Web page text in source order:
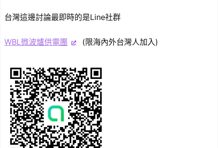
台灣這邊討論最即時的是Line社群
WBL微波爐供電團 (限海內外台灣人加入)